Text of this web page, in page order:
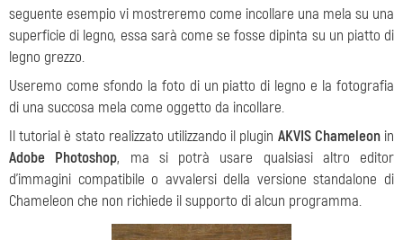
seguente esempio vi mostreremo come incollare una mela su una
superficie di legno, essa sarà come se fosse dipinta su un piatto di
legno grezzo.
Useremo come sfondo la foto di un piatto di legno e la fotografia
di una succosa mela come oggetto da incollare.
Il tutorial è stato realizzato utilizzando il plugin AKVIS Chameleonin
Adobe Photoshop, ma si potrà usare qualsiasi altro editor
d’immagini compatibile o avvalersi della versione standalone di
Chameleon che non richiede il supporto di alcun programma.